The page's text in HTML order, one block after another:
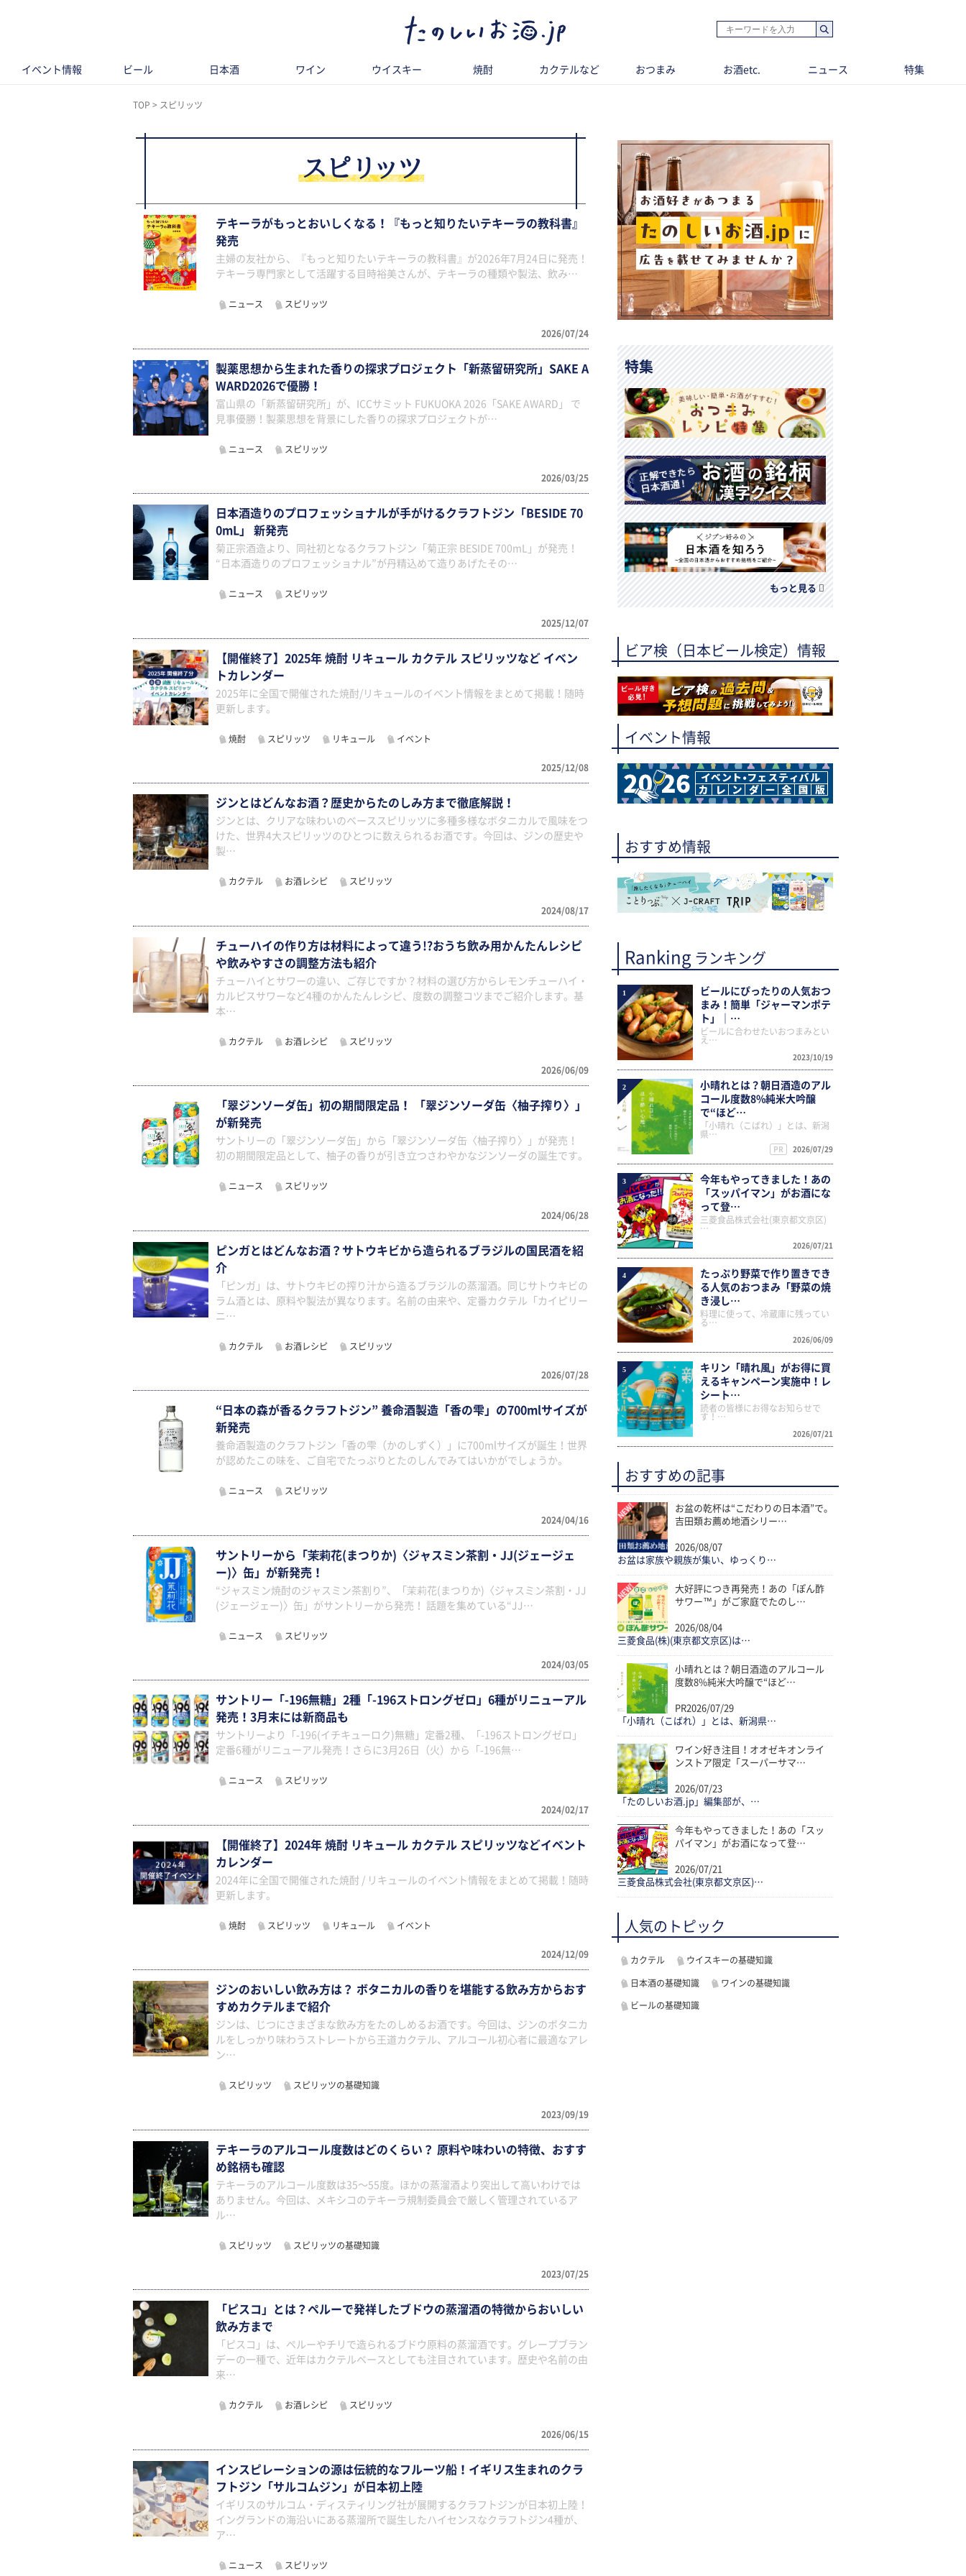
イベント情報 ビール 日本酒 ワイン ウイスキー 焼酎 カクテルなど おつまみ お酒etc. ニュース 特集
TOP スピリッツ
スピリッツ
テキーラがもっとおいしくなる！『もっと知りたいテキーラの教科書』
発売
主婦の友社から、『もっと知りたいテキーラの教科書』が2026年7月24日に発売！
テキーラ専門家として活躍する目時裕美さんが、テキーラの種類や製法、飲み…
ニュース スピリッツ
2026/07/24
製薬思想から生まれた香りの探求プロジェクト「新蒸留研究所」SAKE A
WARD2026で優勝！
富山県の「新蒸留研究所」が、ICCサミット FUKUOKA 2026「SAKE AWARD」 で
見事優勝！製薬思想を背景にした香りの探求プロジェクトが…
ニュース スピリッツ
2026/03/25
日本酒造りのプロフェッショナルが手がけるクラフトジン「BESIDE 70
0mL」 新発売
菊正宗酒造より、同社初となるクラフトジン「菊正宗 BESIDE 700mL」が発売！
“日本酒造りのプロフェッショナル”が丹精込めて造りあげたその…
ニュース スピリッツ
2025/12/07
【開催終了】2025年 焼酎 リキュール カクテル スピリッツなど イベン
トカレンダー
2025年に全国で開催された焼酎/リキュールのイベント情報をまとめて掲載！随時
更新します。
焼酎 スピリッツ リキュール イベント
2025/12/08
ジンとはどんなお酒？歴史からたのしみ方まで徹底解説！
ジンとは、クリアな味わいのベーススピリッツに多種多様なボタニカルで風味をつ
けた、世界4大スピリッツのひとつに数えられるお酒です。今回は、ジンの歴史や
製…
カクテル お酒レシピ スピリッツ
2024/08/17
チューハイの作り方は材料によって違う!?おうち飲み用かんたんレシピ
や飲みやすさの調整方法も紹介
チューハイとサワーの違い、ご存じですか？材料の選び方からレモンチューハイ・
カルピスサワーなど4種のかんたんレシピ、度数の調整コツまでご紹介します。基
本…
カクテル お酒レシピ スピリッツ
2026/06/09
「翠ジンソーダ缶」初の期間限定品！ 「翠ジンソーダ缶〈柚子搾り〉」
が新発売
サントリーの「翠ジンソーダ缶」から「翠ジンソーダ缶〈柚子搾り〉」が発売！
初の期間限定品として、柚子の香りが引き立つさわやかなジンソーダの誕生です。
ニュース スピリッツ
2024/06/28
ピンガとはどんなお酒？サトウキビから造られるブラジルの国民酒を紹
介
「ピンガ」は、サトウキビの搾り汁から造るブラジルの蒸溜酒。同じサトウキビの
ラム酒とは、原料や製法が異なります。名前の由来や、定番カクテル「カイピリー
ニ…
カクテル お酒レシピ スピリッツ
2026/07/28
“日本の森が香るクラフトジン” 養命酒製造「香の雫」の700mlサイズが
新発売
養命酒製造のクラフトジン「香の雫（かのしずく）」に700mlサイズが誕生！世界
が認めたこの味を、ご自宅でたっぷりとたのしんでみてはいかがでしょうか。
ニュース スピリッツ
2024/04/16
サントリーから「茉莉花(まつりか)〈ジャスミン茶割・JJ(ジェージェ
ー)〉缶」が新発売！
“ジャスミン焼酎のジャスミン茶割り”、「茉莉花(まつりか)〈ジャスミン茶割・JJ
(ジェージェー)〉缶」がサントリーから発売！ 話題を集めている“JJ…
ニュース スピリッツ
2024/03/05
サントリー「-196無糖」2種「-196ストロングゼロ」6種がリニューアル
発売！3月末には新商品も
サントリーより「-196(イチキューロク)無糖」定番2種、「-196ストロングゼロ」
定番6種がリニューアル発売！さらに3月26日（火）から「-196無…
ニュース スピリッツ
2024/02/17
【開催終了】2024年 焼酎 リキュール カクテル スピリッツなどイベント
カレンダー
2024年に全国で開催された焼酎 / リキュールのイベント情報をまとめて掲載！随時
更新します。
焼酎 スピリッツ リキュール イベント
2024/12/09
ジンのおいしい飲み方は？ ボタニカルの香りを堪能する飲み方からおす
すめカクテルまで紹介
ジンは、じつにさまざまな飲み方をたのしめるお酒です。今回は、ジンのボタニカ
ルをしっかり味わうストレートから王道カクテル、アルコール初心者に最適なアレ
ン…
スピリッツ スピリッツの基礎知識
2023/09/19
テキーラのアルコール度数はどのくらい？ 原料や味わいの特徴、おすす
め銘柄も確認
テキーラのアルコール度数は35〜55度。ほかの蒸溜酒より突出して高いわけでは
ありません。今回は、メキシコのテキーラ規制委員会で厳しく管理されているア
ル…
スピリッツ スピリッツの基礎知識
2023/07/25
「ピスコ」とは？ペルーで発祥したブドウの蒸溜酒の特徴からおいしい
飲み方まで
「ピスコ」は、ペルーやチリで造られるブドウ原料の蒸溜酒です。グレープブラン
デーの一種で、近年はカクテルベースとしても注目されています。歴史や名前の由
来…
カクテル お酒レシピ スピリッツ
2026/06/15
インスピレーションの源は伝統的なフルーツ船！イギリス生まれのクラ
フトジン「サルコムジン」が日本初上陸
イギリスのサルコム・ディスティリング社が展開するクラフトジンが日本初上陸！
イングランドの海沿いにある蒸溜所で誕生したハイセンスなクラフトジン4種が、
ア…
ニュース スピリッツ
特集
もっと見る
ビア検（日本ビール検定）情報
イベント情報
おすすめ情報
Ranking ランキング
1
ビールにぴったりの人気おつ
まみ！簡単「ジャーマンポテ
ト」｜…
2023/10/19
ビールに合わせたいおつまみとい
え…
2
小晴れとは？朝日酒造のアル
コール度数8%純米大吟醸
で“ほど…
PR 2026/07/29
「小晴れ（こばれ）」とは、新潟
県…
3
今年もやってきました！あの
「スッパイマン」がお酒にな
って登…
2026/07/21
三菱食品株式会社(東京都文京区)
…
4
たっぷり野菜で作り置きでき
る人気のおつまみ「野菜の焼
き浸し…
2026/06/09
料理に使って、冷蔵庫に残ってい
る…
5
キリン「晴れ風」がお得に買
えるキャンペーン実施中！レ
シート…
2026/07/21
読者の皆様にお得なお知らせで
す！…
おすすめの記事
お盆の乾杯は“こだわりの日本酒”で。
吉田類お薦め地酒シリー…
2026/08/07
お盆は家族や親族が集い、ゆっくり…
大好評につき再発売！あの「ぽん酢
サワー™」がご家庭でたのし…
2026/08/04
三菱食品(株)(東京都文京区)は…
小晴れとは？朝日酒造のアルコール
度数8%純米大吟醸で“ほど…
PR2026/07/29
「小晴れ（こばれ）」とは、新潟県…
ワイン好き注目！オオゼキオンライ
ンストア限定「スーパーサマ…
2026/07/23
「たのしいお酒.jp」編集部が、…
今年もやってきました！あの「スッ
パイマン」がお酒になって登…
2026/07/21
三菱食品株式会社(東京都文京区)…
人気のトピック
カクテル ウイスキーの基礎知識
日本酒の基礎知識 ワインの基礎知識
ビールの基礎知識